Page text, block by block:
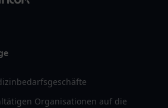
Organisationen auf die